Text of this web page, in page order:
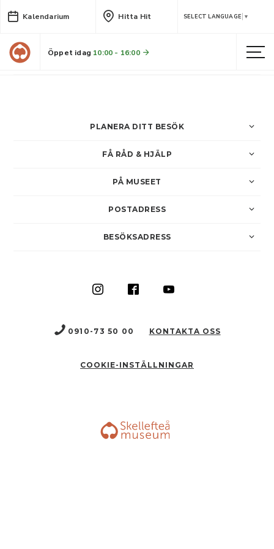
Kalendarium Hitta Hit SELECT LANGUAGE ▼
Öppet idag 10:00 - 16:00
Blomsterdekorationer
PLANERA DITT BESÖK
FÅ RÅD & HJÄLP
PÅ MUSEET
POSTADRESS
BESÖKSADRESS
0910-73 50 00 KONTAKTA OSS
COOKIE-INSTÄLLNINGAR